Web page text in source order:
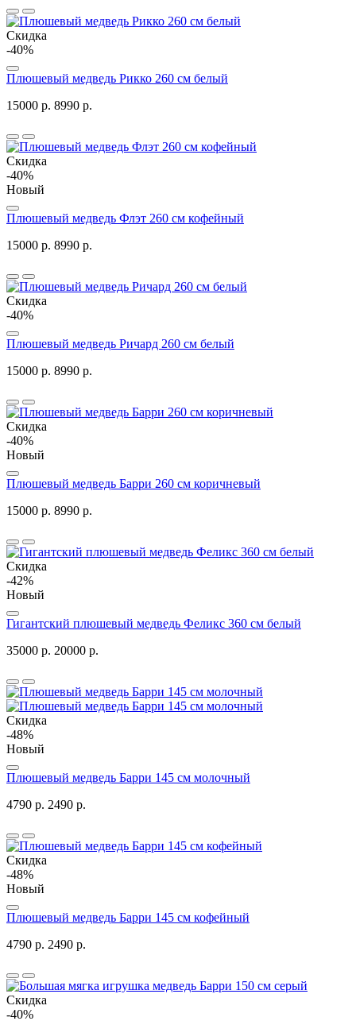
Скидка
-40%
Плюшевый медведь Рикко 260 см белый
15000 р. 8990 р.
Скидка
-40%
Новый
Плюшевый медведь Флэт 260 см кофейный
15000 р. 8990 р.
Скидка
-40%
Плюшевый медведь Ричард 260 см белый
15000 р. 8990 р.
Скидка
-40%
Новый
Плюшевый медведь Барри 260 см коричневый
15000 р. 8990 р.
Скидка
-42%
Новый
Гигантский плюшевый медведь Феликс 360 см белый
35000 р. 20000 р.
Скидка
-48%
Новый
Плюшевый медведь Барри 145 см молочный
4790 р. 2490 р.
Скидка
-48%
Новый
Плюшевый медведь Барри 145 см кофейный
4790 р. 2490 р.
Скидка
-40%